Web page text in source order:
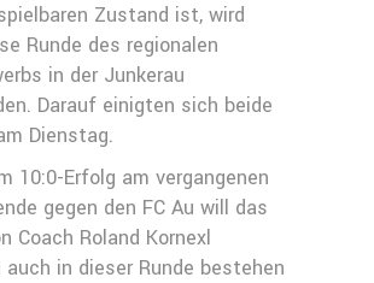
Zustand ist, wird
Runde des regionalen
in der Junkerau
Darauf einigten sich beide
Dienstag.
10:0-Erfolg am vergangenen
gegen den FC Au will das
Coach Roland Kornexl
in dieser Runde bestehen